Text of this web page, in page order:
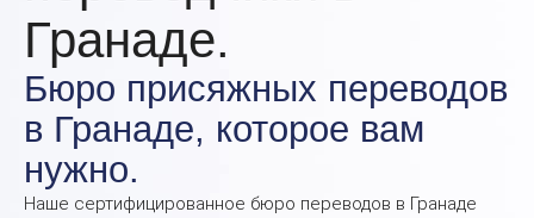
Гранаде.
Бюро присяжных переводов
в Гранаде, которое вам
нужно.
Наше сертифицированное бюро переводов в Гранаде